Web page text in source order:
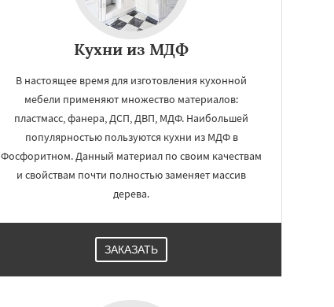
Кухни из МДФ
В настоящее время для изготовления кухонной
мебели применяют множество материалов:
пластмасс, фанера, ДСП, ДВП, МДФ. Наибольшей
популярностью пользуются кухни из МДФ в
Фосфоритном. Данный материал по своим качествам
и свойствам почти полностью заменяет массив
дерева.
ЗАКАЗАТЬ